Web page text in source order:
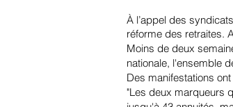
À l’appel des
réforme des retraites.
Moins de deux
nationale, l'ensemble
Des manifestations
"Les deux marqueurs